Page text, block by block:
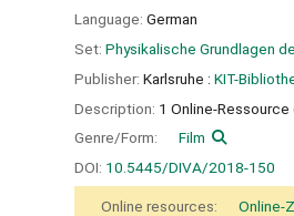
Language: German
Set: Physikalische Grundlagen
Publisher: Karlsruhe : KIT-
Description: 1 Online-Ressource
Genre/Form:
Film
DOI: 10.5445/DIVA/2018-150
Online resources:
Online-